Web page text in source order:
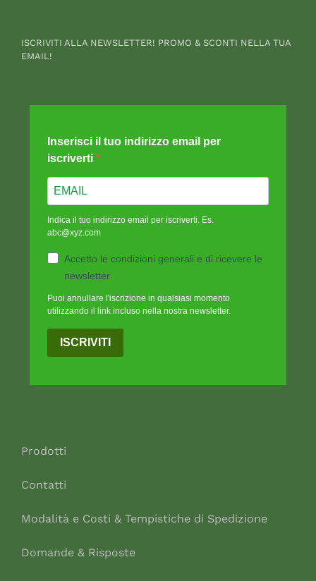
ISCRIVITI ALLA NEWSLETTER! PROMO & SCONTI NELLA TUA
EMAIL!
Inserisci il tuo indirizzo email per
iscriverti
Indica il tuo indirizzo email per iscriverti. Es.
abc@xyz.com
Accetto le condizioni generali e di ricevere le
newsletter
Puoi annullare l'iscrizione in qualsiasi momento
utilizzando il link incluso nella nostra newsletter.
ISCRIVITI
Prodotti
Contatti
Modalità e Costi & Tempistiche di Spedizione
Domande & Risposte